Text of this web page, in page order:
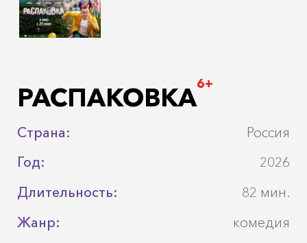
РАСПАКОВКА6+
Страна:
Россия
Год:
2026
Длительность:
82 мин.
Жанр:
комедия